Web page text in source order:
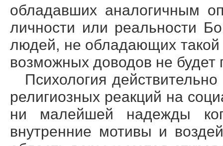
обладавших аналогичным
личности или реальности
людей, не обладающих такой
возможных доводов не
Психология
религиозных реакций на
ни малейшей надежды
внутренние мотивы и